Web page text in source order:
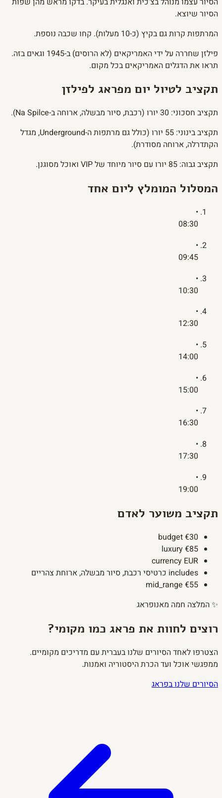
הסיור שיוצא.
המרתפות קרות גם בקיץ (כ-10 מעלות). קחו שכבה נוספת.
פילזן שחררה על ידי האמריקאים (לא הרוסים) ב-1945 וגאים בזה.
תראו את הדגלים האמריקאים בכל מקום.
תקציב לטיול יום מפראג לפילזן
תקציב חסכוני: 30 יורו (רכבת, סיור מבשלה, ארוחה ב-Na Spilce).
תקציב בינוני: 55 יורו (כולל גם מרתפות ה-Underground, מגדל
הקתדרלה, ארוחה מסודרת).
תקציב גבוה: 85 יורו עם סיור מיוחד של VIP ואוכל מסוגנן.
המסלול המומלץ ליום אחד
•
08:30
•
09:45
•
10:30
•
12:30
•
14:00
•
15:00
•
16:30
•
17:30
•
19:00
תקציב משוער לאדם
budget€30
luxury€85
currency EUR
includes כרטיסי רכבת, סיור מבשלה, ארוחת צהריים
mid_range €55
✨המלצה חמה מאנופראג
רוצים לחוות את פראג כמו מקומי?
הצטרפו לאחד הסיורים שלנו בעברית עם מדריכים מקומיים.
ממפגשי אוכל ועד הכרת היסטוריה ואמנות.
הסיורים שלנו בפראג